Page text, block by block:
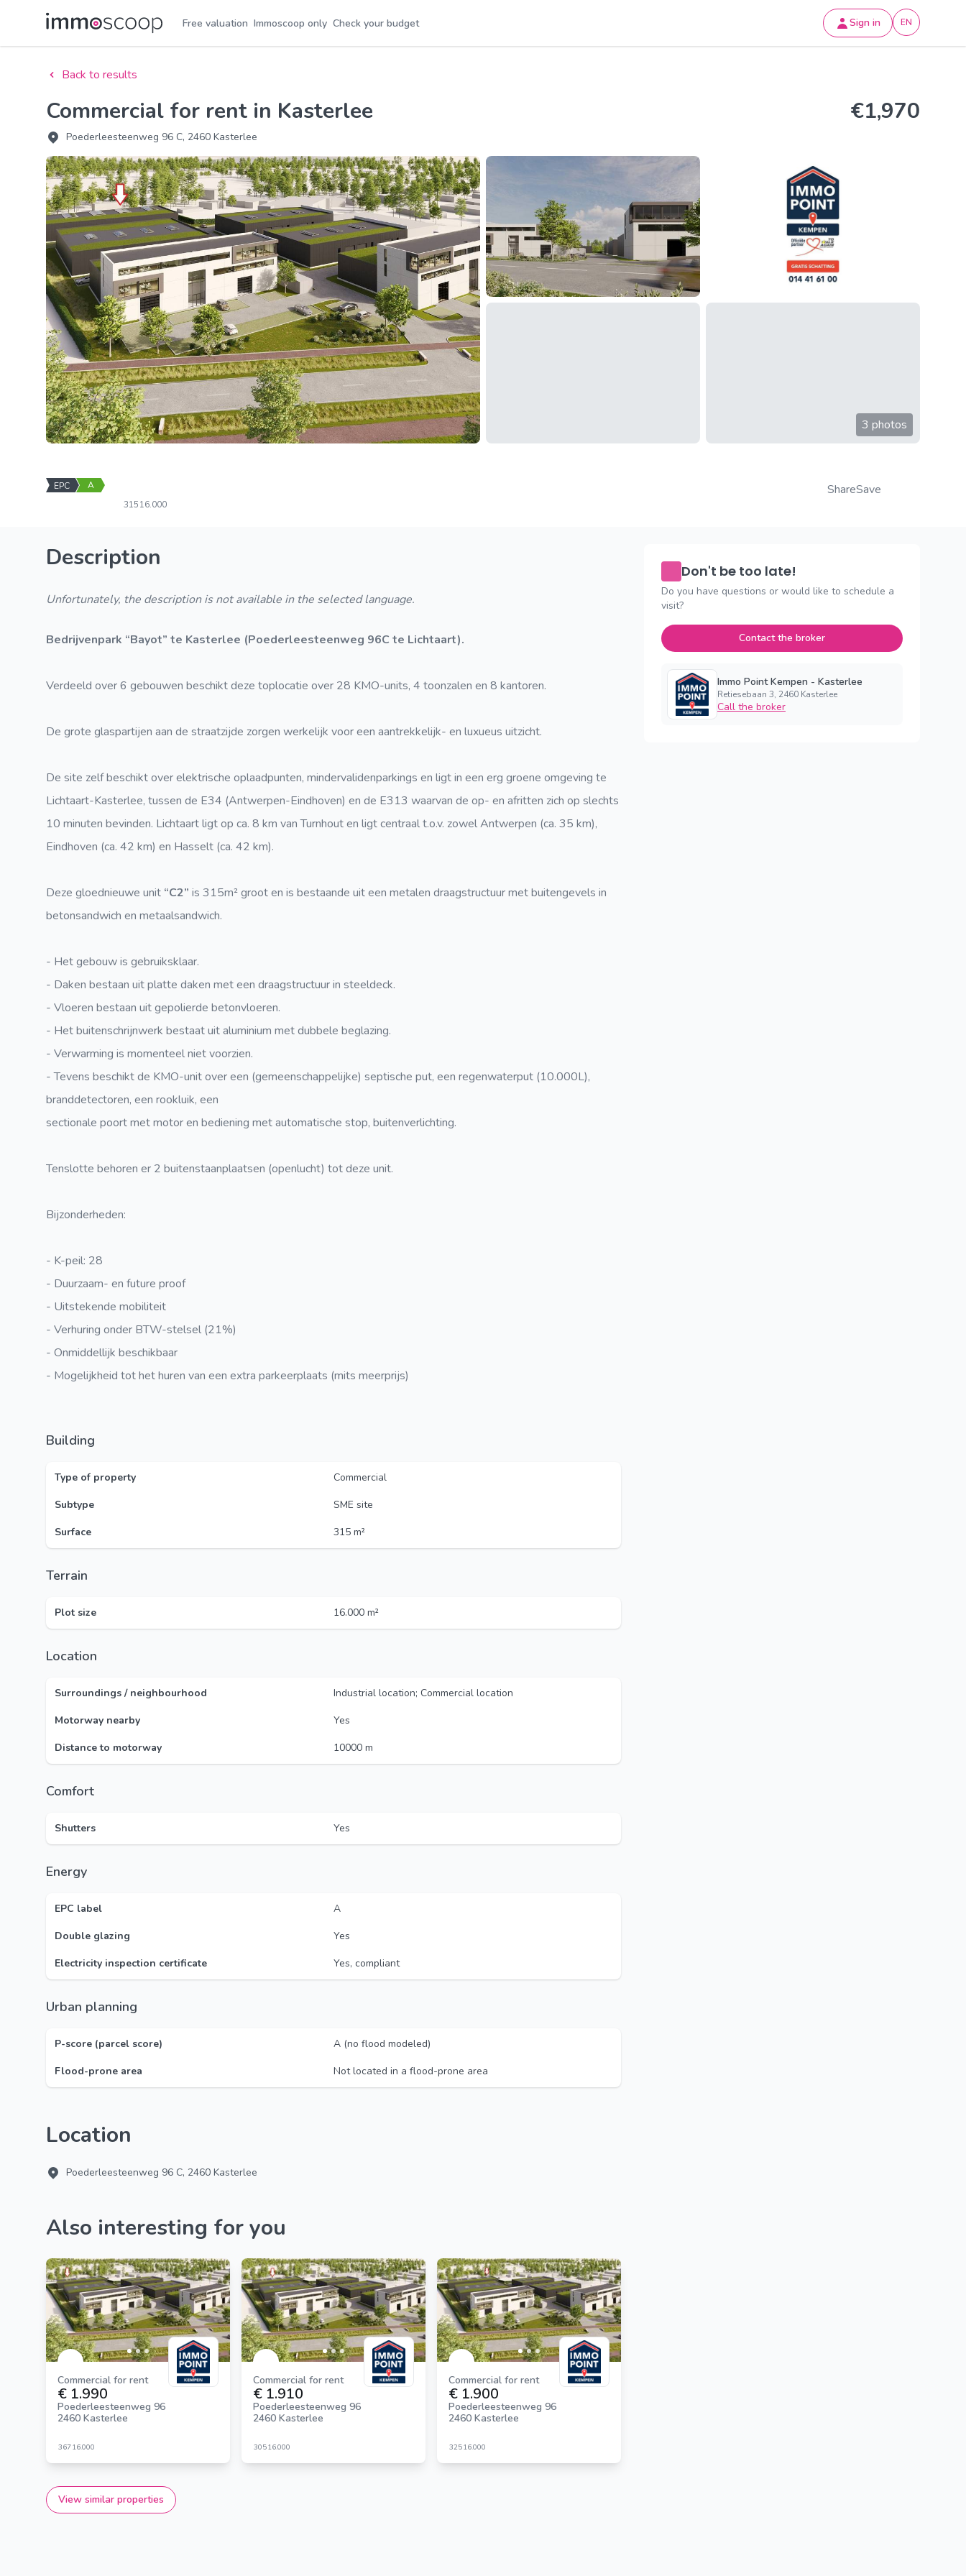
Free valuation Immoscoop only Check your budget Sign in EN
Back to results
Commercial for rent in Kasterlee
Poederleesteenweg 96 C, 2460 Kasterlee
€1,970
3 photos
EPC A
31516.000
ShareSave
Description
Unfortunately, the description is not available in the selected language.
Bedrijvenpark “Bayot” te Kasterlee (Poederleesteenweg 96C te Lichtaart).
Verdeeld over 6 gebouwen beschikt deze toplocatie over 28 KMO-units, 4 toonzalen en 8 kantoren.
De grote glaspartijen aan de straatzijde zorgen werkelijk voor een aantrekkelijk- en luxueus uitzicht.
De site zelf beschikt over elektrische oplaadpunten, mindervalidenparkings en ligt in een erg groene omgeving te
Lichtaart-Kasterlee, tussen de E34 (Antwerpen-Eindhoven) en de E313 waarvan de op- en afritten zich op slechts
10 minuten bevinden. Lichtaart ligt op ca. 8 km van Turnhout en ligt centraal t.o.v. zowel Antwerpen (ca. 35 km),
Eindhoven (ca. 42 km) en Hasselt (ca. 42 km).
Deze gloednieuwe unit “C2” is 315m² groot en is bestaande uit een metalen draagstructuur met buitengevels in
betonsandwich en metaalsandwich.
- Het gebouw is gebruiksklaar.
- Daken bestaan uit platte daken met een draagstructuur in steeldeck.
- Vloeren bestaan uit gepolierde betonvloeren.
- Het buitenschrijnwerk bestaat uit aluminium met dubbele beglazing.
- Verwarming is momenteel niet voorzien.
- Tevens beschikt de KMO-unit over een (gemeenschappelijke) septische put, een regenwaterput (10.000L),
branddetectoren, een rookluik, een
sectionale poort met motor en bediening met automatische stop, buitenverlichting.
Tenslotte behoren er 2 buitenstaanplaatsen (openlucht) tot deze unit.
Bijzonderheden:
- K-peil: 28
- Duurzaam- en future proof
- Uitstekende mobiliteit
- Verhuring onder BTW-stelsel (21%)
- Onmiddellijk beschikbaar
- Mogelijkheid tot het huren van een extra parkeerplaats (mits meerprijs)
Building
Type of property
Commercial
Subtype
SME site
Surface
315 m²
Terrain
Plot size 16.000 m²
Location
Surroundings / neighbourhood
Industrial location; Commercial location
Motorway nearby
Yes
Distance to motorway
10000 m
Comfort
Shutters Yes
Energy
EPC label
A
Double glazing
Yes
Electricity inspection certificate
Yes, compliant
Urban planning
P-score (parcel score)
A (no flood modeled)
Flood-prone area
Not located in a flood-prone area
Location
Poederleesteenweg 96 C, 2460 Kasterlee
Also interesting for you
Commercial for rent
€ 1.990
Poederleesteenweg 96
2460 Kasterlee
36716.000
Commercial for rent
€ 1.910
Poederleesteenweg 96
2460 Kasterlee
30516.000
Commercial for rent
€ 1.900
Poederleesteenweg 96
2460 Kasterlee
32516.000
View similar properties
Don't be too late!
Do you have questions or would like to schedule a
visit?
Contact the broker
Immo Point Kempen - Kasterlee
Retiesebaan 3, 2460 Kasterlee
Call the broker